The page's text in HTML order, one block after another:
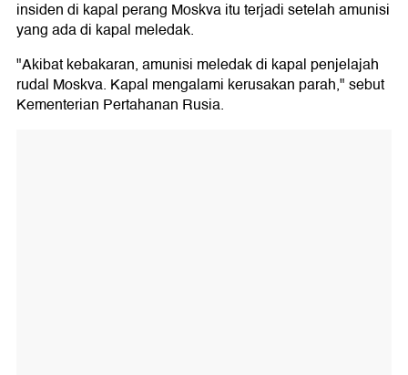
insiden di kapal perang Moskva itu terjadi setelah amunisi
yang ada di kapal meledak.
"Akibat kebakaran, amunisi meledak di kapal penjelajah
rudal Moskva. Kapal mengalami kerusakan parah," sebut
Kementerian Pertahanan Rusia.